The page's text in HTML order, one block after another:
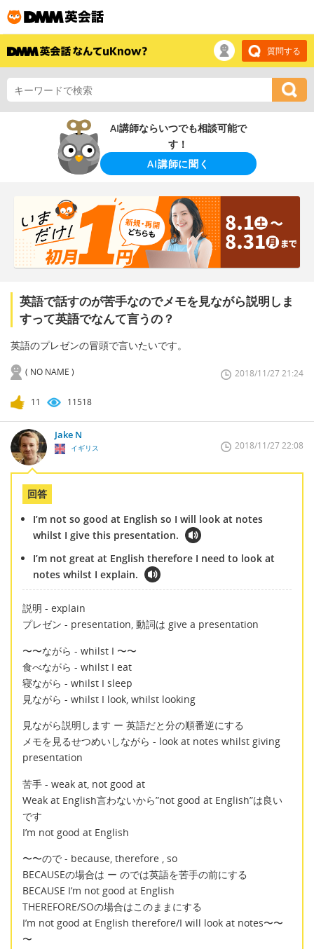
質問する
AI講師ならいつでも相談可能で
す！
AI講師に聞く
英語で話すのが苦手なのでメモを見ながら説明しま
すって英語でなんて言うの？
英語のプレゼンの冒頭で言いたいです。
( NO NAME ) 2018/11/27 21:24
11 11518
Jake N
イギリス 2018/11/27 22:08
回答
I’m not so good at English so I will look at notes
whilst I give this presentation.
I’m not great at English therefore I need to look at
notes whilst I explain.
説明 - explain
プレゼン - presentation, 動詞は give a presentation
〜〜ながら - whilst I 〜〜
食べながら - whilst I eat
寝ながら - whilst I sleep
見ながら - whilst I look, whilst looking
見ながら説明します ー 英語だと分の順番逆にする
メモを見るせつめいしながら - look at notes whilst giving
presentation
苦手 - weak at, not good at
Weak at English言わないから”not good at English”は良い
です
I’m not good at English
〜〜ので - because, therefore , so
BECAUSEの場合は ー のでは英語を苦手の前にする
BECAUSE I’m not good at English
THEREFORE/SOの場合はこのままにする
I’m not good at English therefore/I will look at notes〜〜
〜